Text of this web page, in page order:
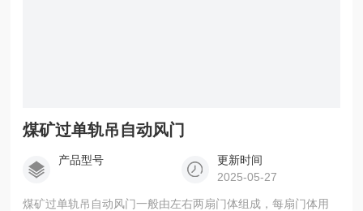
煤矿过单轨吊自动风门
产品型号
更新时间
2025-05-27
煤矿过单轨吊自动风门一般由左右两扇门体组成，每扇门体用